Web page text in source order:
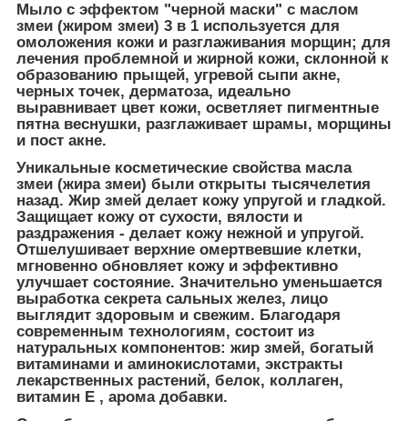
Мыло с эффектом "черной маски" с маслом
змеи (жиром змеи) 3 в 1 используется для
омоложения кожи и разглаживания морщин; для
лечения проблемной и жирной кожи, склонной к
образованию прыщей, угревой сыпи акне,
черных точек, дерматоза, идеально
выравнивает цвет кожи, осветляет пигментные
пятна веснушки, разглаживает шрамы, морщины
и пост акне.
Уникальные косметические свойства масла
змеи (жира змеи) были открыты тысячелетия
назад. Жир змей делает кожу упругой и гладкой.
Защищает кожу от сухости, вялости и
раздражения - делает кожу нежной и упругой.
Отшелушивает верхние омертвевшие клетки,
мгновенно обновляет кожу и эффективно
улучшает состояние. Значительно уменьшается
выработка секрета сальных желез, лицо
выглядит здоровым и свежим. Благодаря
современным технологиям, состоит из
натуральных компонентов: жир змей, богатый
витаминами и аминокислотами, экстракты
лекарственных растений, белок, коллаген,
витамин Е , арома добавки.